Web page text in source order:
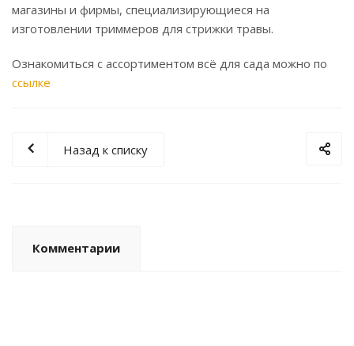
магазины и фирмы, специализирующиеся на
изготовлении триммеров для стрижки травы.
Ознакомиться с ассортиментом всё для сада можно по
ссылке
Назад к списку
Комментарии